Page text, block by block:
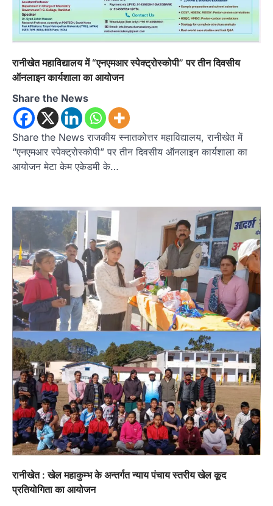
रानीखेत महाविद्यालय में “एनएमआर स्पेक्ट्रोस्कोपी” पर तीन दिवसीय
ऑनलाइन कार्यशाला का आयोजन
Share the News
Share the News राजकीय स्नातकोत्तर महाविद्यालय, रानीखेत में
“एनएमआर स्पेक्ट्रोस्कोपी” पर तीन दिवसीय ऑनलाइन कार्यशाला का
आयोजन मेटा केम एकेडमी के…
रानीखेत : खेल महाकुम्भ के अन्तर्गत न्याय पंचाय स्तरीय खेल कूद
प्रतियोगिता का आयोजन